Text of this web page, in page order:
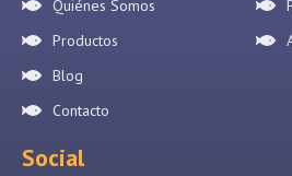
Quiénes Somos
Productos
Blog
Contacto
Social